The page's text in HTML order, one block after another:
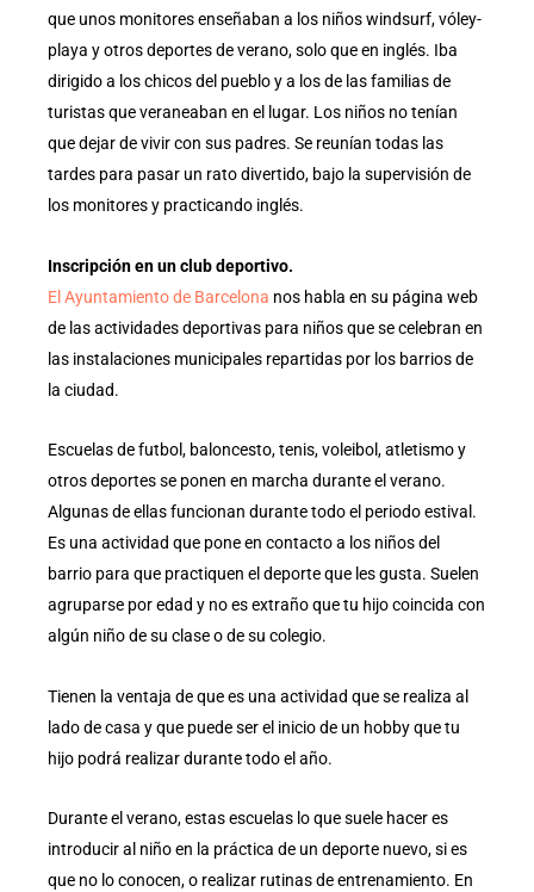
que unos monitores enseñaban a los niños windsurf, vóley-
playa y otros deportes de verano, solo que en inglés. Iba
dirigido a los chicos del pueblo y a los de las familias de
turistas que veraneaban en el lugar. Los niños no tenían
que dejar de vivir con sus padres. Se reunían todas las
tardes para pasar un rato divertido, bajo la supervisión de
los monitores y practicando inglés.
Inscripción en un club deportivo.
El Ayuntamiento de Barcelona nos habla en su página web
de las actividades deportivas para niños que se celebran en
las instalaciones municipales repartidas por los barrios de
la ciudad.
Escuelas de futbol, baloncesto, tenis, voleibol, atletismo y
otros deportes se ponen en marcha durante el verano.
Algunas de ellas funcionan durante todo el periodo estival.
Es una actividad que pone en contacto a los niños del
barrio para que practiquen el deporte que les gusta. Suelen
agruparse por edad y no es extraño que tu hijo coincida con
algún niño de su clase o de su colegio.
Tienen la ventaja de que es una actividad que se realiza al
lado de casa y que puede ser el inicio de un hobby que tu
hijo podrá realizar durante todo el año.
Durante el verano, estas escuelas lo que suele hacer es
introducir al niño en la práctica de un deporte nuevo, si es
que no lo conocen, o realizar rutinas de entrenamiento. En